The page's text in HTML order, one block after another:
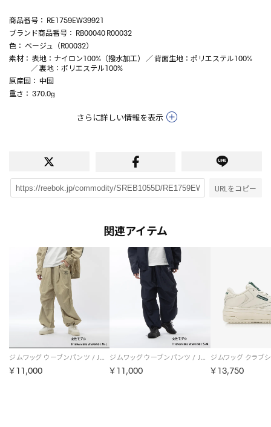
商品番号 ： RE1759EW39921
ブランド商品番号 ： RB00040 R00032
色 ： ベージュ（R00032）
素材： 表地：ナイロン100%（撥水加工） ／ 背面生地：ポリエステル100%
／ 裏地：ポリエステル100%
原産国 ： 中国
重さ ： 370.0g
さらに詳しい情報を表示
URLをコピー
関連アイテム
ジムワッグ ウーブンパンツ / JIMWAG WOVEN PANT （ベージュ）
￥11,000
ジムワッグ ウーブンパンツ / JIMWAG WOVEN PANT （ネイビー）
￥11,000 ￥13,750